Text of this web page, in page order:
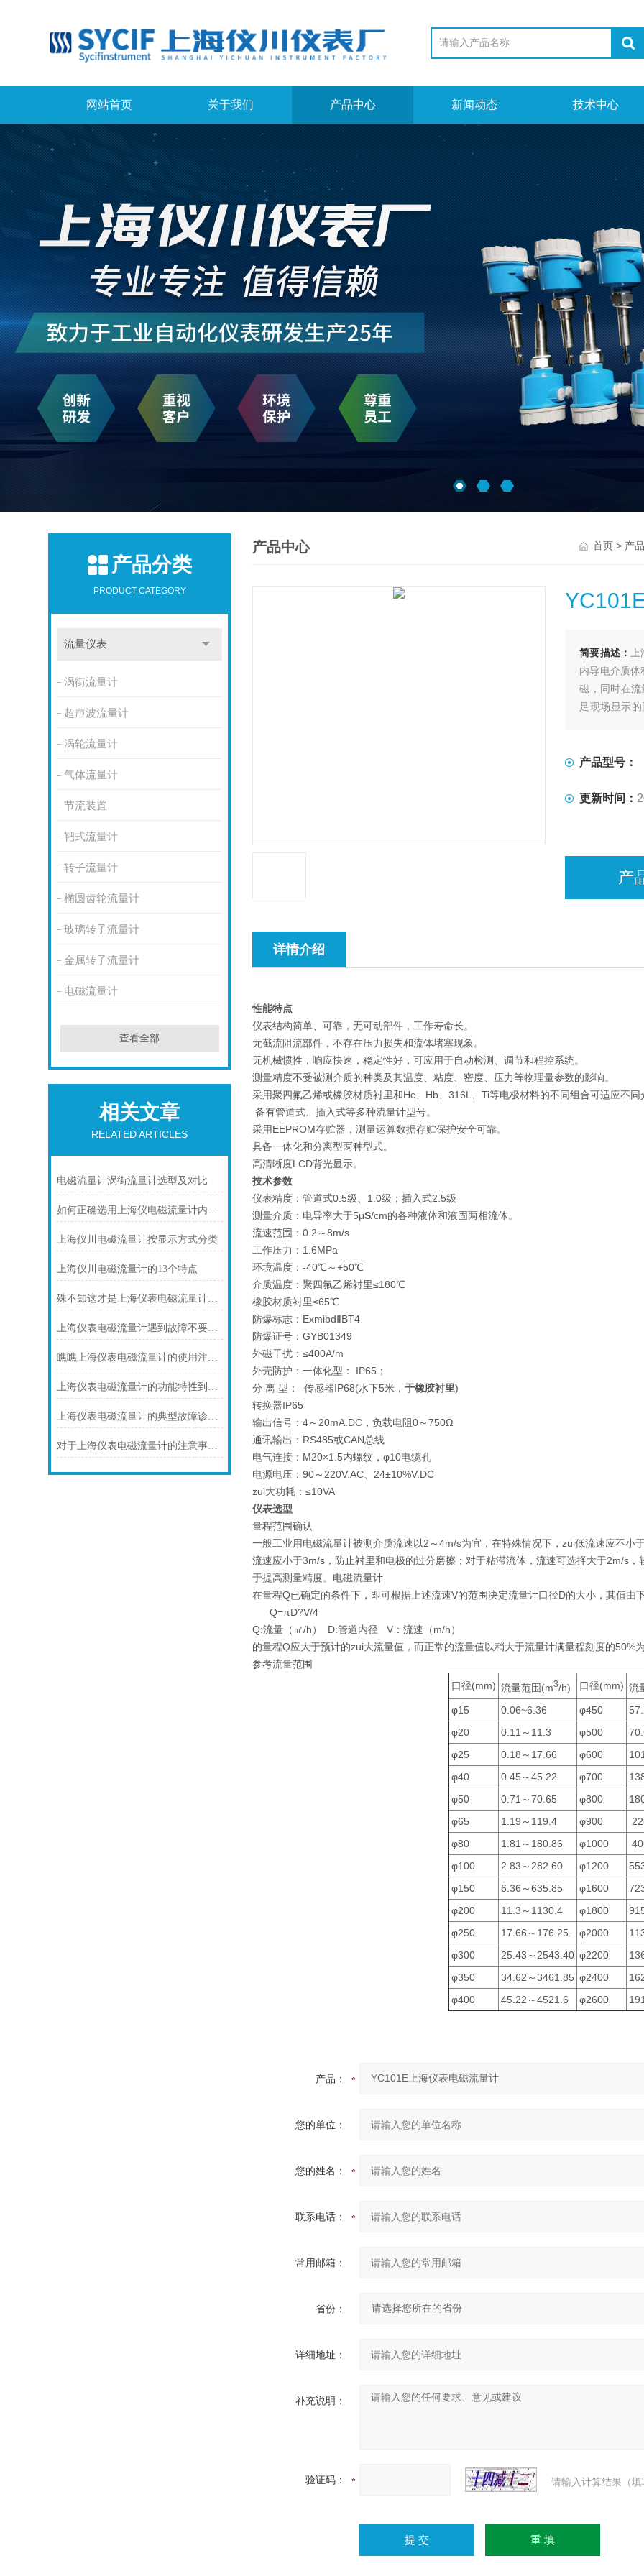
网站首页 关于我们 产品中心 新闻动态 技术中心
产品分类
PRODUCT CATEGORY
流量仪表
涡街流量计
超声波流量计
涡轮流量计
气体流量计
节流装置
靶式流量计
转子流量计
椭圆齿轮流量计
玻璃转子流量计
金属转子流量计
电磁流量计
查看全部
相关文章
RELATED ARTICLES
电磁流量计涡街流量计选型及对比
如何正确选用上海仪电磁流量计内衬材料
上海仪川电磁流量计按显示方式分类
上海仪川电磁流量计的13个特点
殊不知这才是上海仪表电磁流量计的功能所在
上海仪表电磁流量计遇到故障不要慌！先看下文
瞧瞧上海仪表电磁流量计的使用注意事项
上海仪表电磁流量计的功能特性到底是如何的呢？
上海仪表电磁流量计的典型故障诊断及处理方法
对于上海仪表电磁流量计的注意事项，你可知晓！
产品中心 首页> 产
简要描述：
内导电介质体
磁，同时在
足现场显示
产品型号：
更新时间：
产
详情介绍
性能特点
仪表结构简单、可靠，无可动部件，工作寿命长。
无截流阻流部件，不存在压力损失和流体堵塞现象。
无机械惯性，响应快速，稳定性好，可应用于自动检测、调节和程控系统。
测量精度不受被测介质的种类及其温度、粘度、密度、压力等物理量参数的影响。
采用聚四氟乙烯或橡胶材质衬里和Hc、Hb、316L、Ti等电极材料的不同组合可适应不同
备有管道式、插入式等多种流量计型号。
采用EEPROM存贮器，测量运算数据存贮保护安全可靠。
具备一体化和分离型两种型式。
高清晰度LCD背光显示。
技术参数
仪表精度：管道式0.5级、1.0级；插入式2.5级
测量介质：电导率大于5μS/cm的各种液体和液固两相流体。
流速范围：0.2～8m/s
工作压力：1.6MPa
环境温度：-40℃～+50℃
介质温度：聚四氟乙烯衬里≤180℃
橡胶材质衬里≤65℃
防爆标志：ExmibdⅡBT4
防爆证号：GYB01349
外磁干扰：≤400A/m
外壳防护：一体化型： IP65；
分 离 型： 传感器IP68(水下5米，于橡胶衬里)
转换器IP65
输出信号：4～20mA.DC，负载电阻0～750Ω
通讯输出：RS485或CAN总线
电气连接：M20×1.5内螺纹，φ10电缆孔
电源电压：90～220V.AC、24±10%V.DC
zui大功耗：≤10VA
仪表选型
量程范围确认
一般工业用电磁流量计被测介质流速以2～4m/s为宜，在特殊情况下，zui低流速应不
流速应小于3m/s，防止衬里和电极的过分磨擦；对于粘滞流体，流速可选择大于2m/s
于提高测量精度。电磁流量计
在量程Q已确定的条件下，即可根据上述流速V的范围决定流量计口径D的大小，其值由
Q=πD?V/4
Q:流量（㎡/h） D:管道内径 V：流速（m/h）
的量程Q应大于预计的zui大流量值，而正常的流量值以稍大于流量计满量程刻度的50%为
参考流量范围
口径(mm) 流量范围(m3/h) 口径(mm) 流
φ15
0.06~6.36 φ450
φ20
0.11～11.3 φ500
φ25
0.18～17.66 φ600
φ40
0.45～45.22 φ700
φ50
0.71～70.65 φ800
φ65
1.19～119.4 φ900
φ80
1.81～180.86 φ1000
φ100
2.83～282.60 φ1200
φ150
6.36～635.85 φ1600
φ200
11.3～1130.4 φ1800
φ250
17.66～176.25. φ2000
φ300
25.43～2543.40 φ2200
φ350
34.62～3461.85 φ2400
φ400
45.22～4521.6 φ2600
产品：
您的单位：
您的姓名：
联系电话：
常用邮箱：
省份：
详细地址：
补充说明：
验证码： 请输入计算结果（